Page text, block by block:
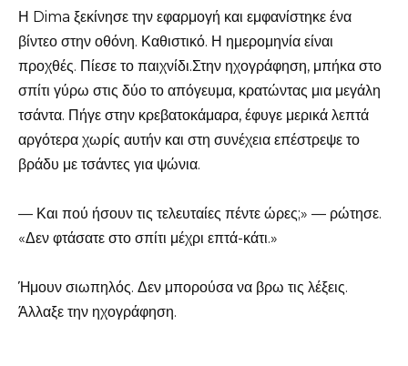
Η Dima ξεκίνησε την εφαρμογή και εμφανίστηκε ένα
βίντεο στην οθόνη. Καθιστικό. Η ημερομηνία είναι
προχθές. Πίεσε το παιχνίδι.Στην ηχογράφηση, μπήκα στο
σπίτι γύρω στις δύο το απόγευμα, κρατώντας μια μεγάλη
τσάντα. Πήγε στην κρεβατοκάμαρα, έφυγε μερικά λεπτά
αργότερα χωρίς αυτήν και στη συνέχεια επέστρεψε το
βράδυ με τσάντες για ψώνια.
— Και πού ήσουν τις τελευταίες πέντε ώρες;» — ρώτησε.
«Δεν φτάσατε στο σπίτι μέχρι επτά-κάτι.»
Ήμουν σιωπηλός. Δεν μπορούσα να βρω τις λέξεις.
Άλλαξε την ηχογράφηση.